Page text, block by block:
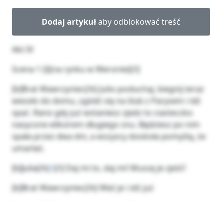
Dodaj artykułaby odblokować treść
Akt IV
Scena 1 [i](na rynku w Weronie)[/i]
[b]Brat Wawrzyniec[/b] Julio posłuchaj, biegnij teraz
wesoło do domu, zgódź się na ślub z Parysem i idź
spać. Rano gdy już wstaniesz zjedz to ciasteczko
nasycone eliksirem długiego snu. Będziesz po nim
spała przez dwa dni, a wszyscy dookoła pomyślą, że
umarłaś.
[b]Julia[/b]i[/i] Daj mi to, daj mi! Muszę je zjeść!
[b]Brat Wawrzyniec[/b] Weź je i idź już